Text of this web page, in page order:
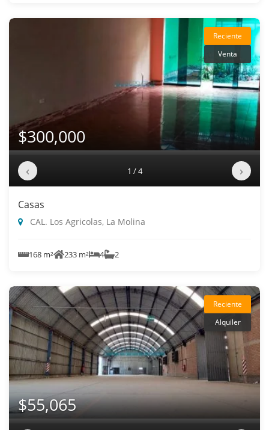
Reciente
Venta
$300,000
‹ 1 / 4 ›
Casas
CAL. Los Agricolas, La Molina
168 m² 233 m² 4 2
Reciente
Alquiler
$55,065